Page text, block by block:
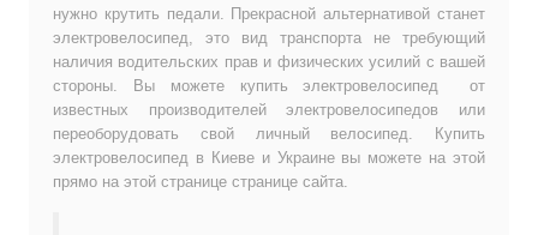
нужно крутить педали. Прекрасной альтернативой станет
электровелосипед, это вид транспорта не требующий
наличия водительских прав и физических усилий с вашей
стороны. Вы можете купить электровелосипед от
известных производителей электровелосипедов или
переоборудовать свой личный велосипед. Купить
электровелосипед в Киеве и Украине вы можете на этой
прямо на этой странице странице сайта.